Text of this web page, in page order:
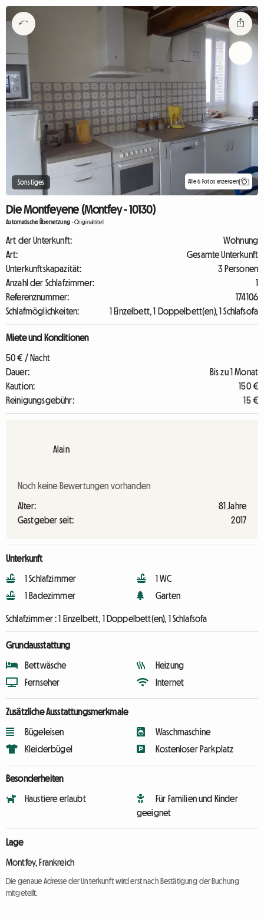
Sonstiges Alle 6 Fotos anzeigen
Die Montfeyene (Montfey - 10130)
Automatische Übersetzung -Originaltitel
Art der Unterkunft:
Wohnung
Art:
Gesamte Unterkunft
Unterkunftskapazität:
3 Personen
Anzahl der Schlafzimmer:
1
Referenznummer:
174106
Schlafmöglichkeiten:
1 Einzelbett, 1 Doppelbett(en), 1 Schlafsofa
Miete und Konditionen
50 € / Nacht
Dauer:
Bis zu 1 Monat
Kaution:
150 €
Reinigungsgebühr:
15 €
Alain
Noch keine Bewertungen vorhanden
Alter:
81 Jahre
Gastgeber seit:
2017
Unterkunft
1 Schlafzimmer
1 Badezimmer
1 WC
Garten
Schlafzimmer :1 Einzelbett, 1 Doppelbett(en), 1 Schlafsofa
Grundausstattung
Bettwäsche
Fernseher
Heizung
Internet
Zusätzliche Ausstattungsmerkmale
Bügeleisen
Kleiderbügel
Waschmaschine
Kostenloser Parkplatz
Besonderheiten
Haustiere erlaubt
Für Familien und Kinder
geeignet
Lage
Montfey, Frankreich
Die genaue Adresse der Unterkunft wird erst nach Bestätigung der Buchung
mitgeteilt.